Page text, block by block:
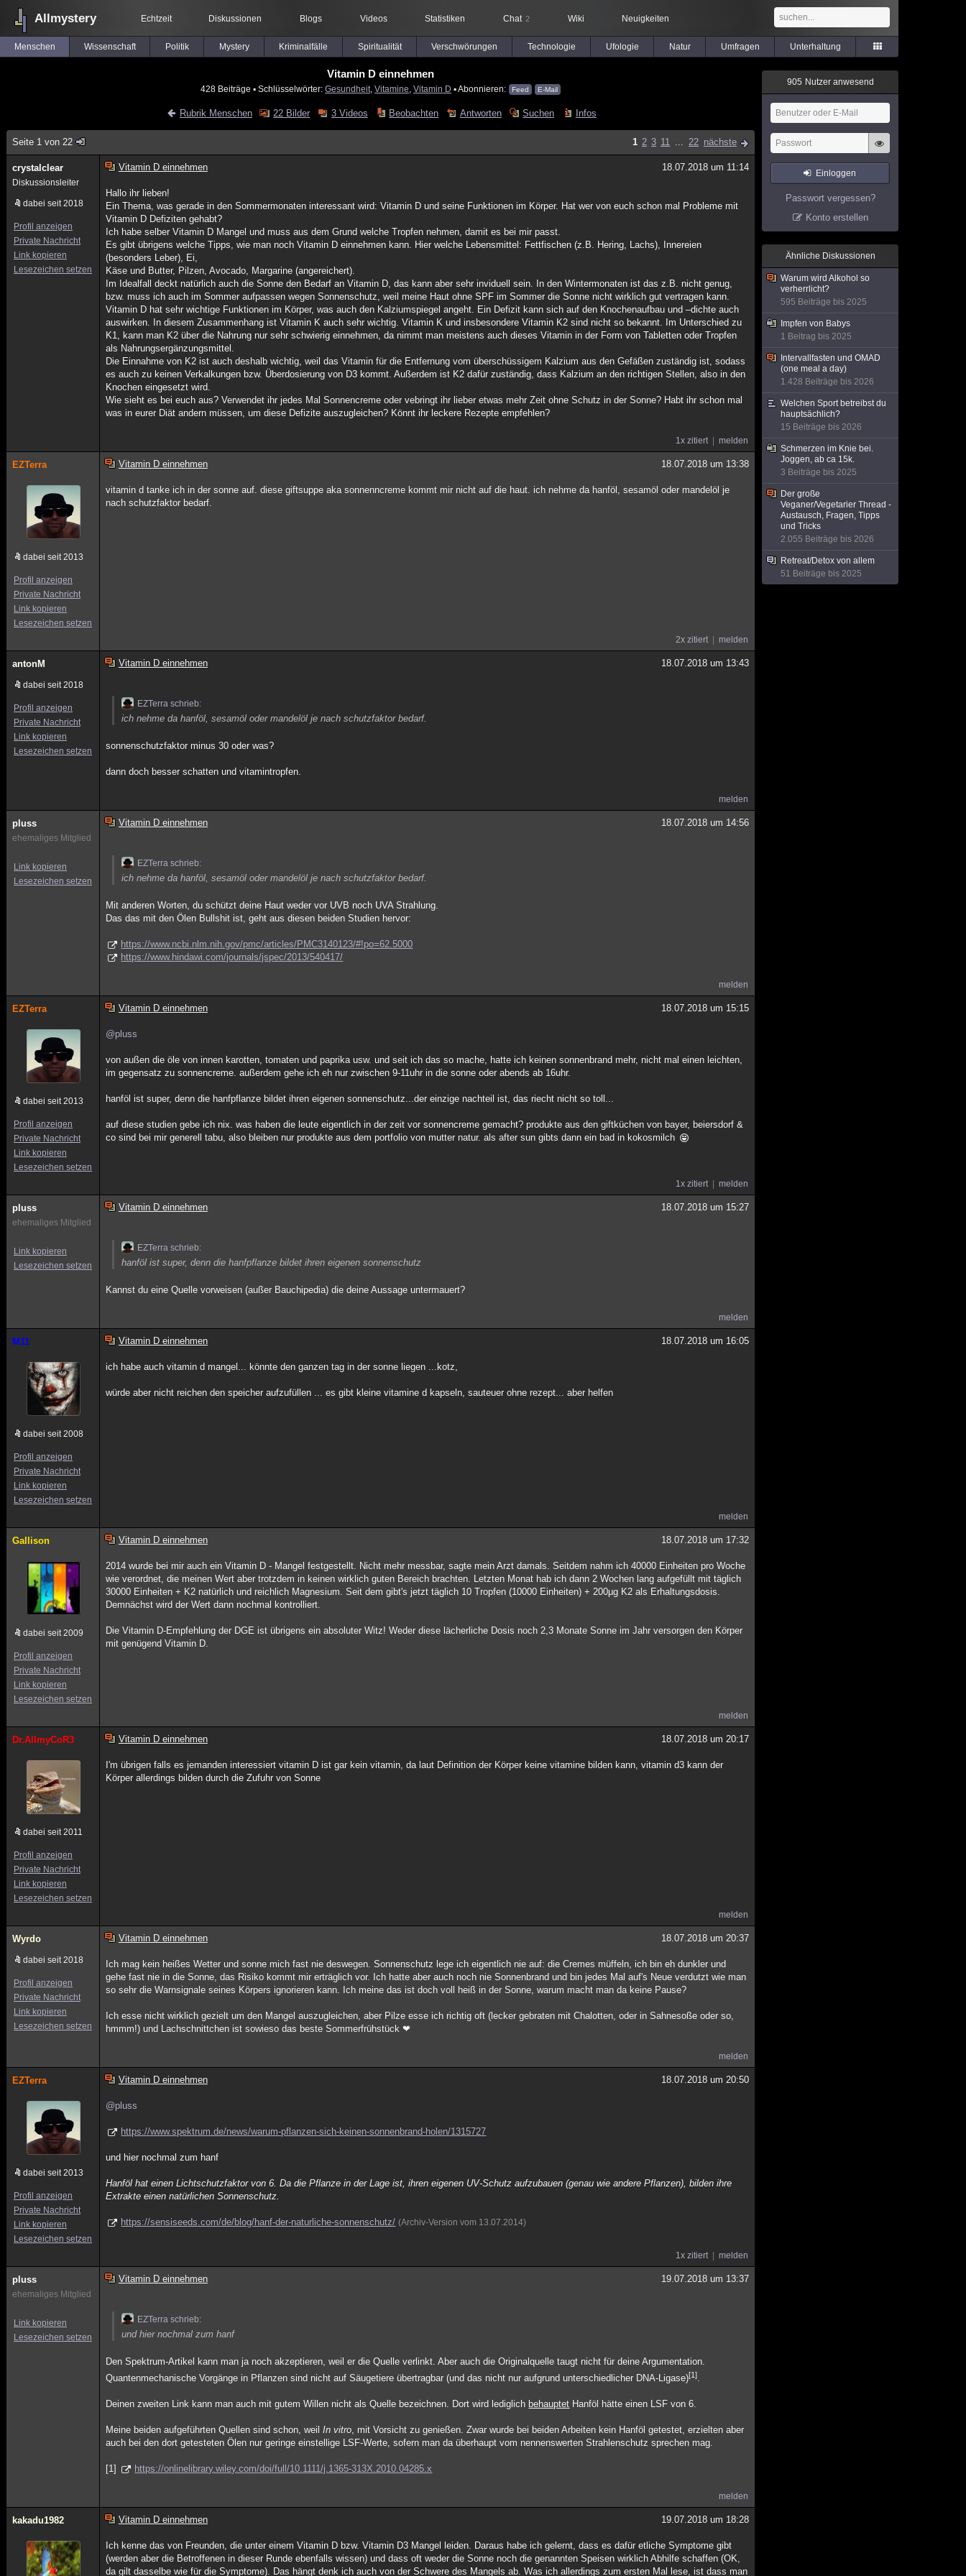
Allmystery Echtzeit Diskussionen Blogs Videos Statistiken Chat 2 Wiki Neuigkeiten
Menschen Wissenschaft Politik Mystery Kriminalfälle Spiritualität Verschwörungen Technologie Ufologie Natur Umfragen Unterhaltung
Vitamin D einnehmen
428 Beiträge ▪ Schlüsselwörter: Gesundheit Vitamine Vitamin D ▪ Abonnieren: Feed E-Mail
Rubrik Menschen 22 Bilder 3 Videos Beobachten Antworten Suchen Infos
Seite 1 von 22 1 2 3 11 ... 22 nächste
crystalclear
Diskussionsleiter
dabei seit 2018
Profil anzeigen
Private Nachricht
Link kopieren
Lesezeichen setzen
Vitamin D einnehmen 18.07.2018 um 11:14
Hallo ihr lieben!
Ein Thema, was gerade in den Sommermonaten interessant wird: Vitamin D und seine Funktionen im Körper. Hat wer von euch schon mal Probleme mit
Vitamin D Defiziten gehabt?
Ich habe selber Vitamin D Mangel und muss aus dem Grund welche Tropfen nehmen, damit es bei mir passt.
Es gibt übrigens welche Tipps, wie man noch Vitamin D einnehmen kann. Hier welche Lebensmittel: Fettfischen (z.B. Hering, Lachs), Innereien
(besonders Leber), Ei,
Käse und Butter, Pilzen, Avocado, Margarine (angereichert).
Im Idealfall deckt natürlich auch die Sonne den Bedarf an Vitamin D, das kann aber sehr inviduell sein. In den Wintermonaten ist das z.B. nicht genug,
bzw. muss ich auch im Sommer aufpassen wegen Sonnenschutz, weil meine Haut ohne SPF im Sommer die Sonne nicht wirklich gut vertragen kann.
Vitamin D hat sehr wichtige Funktionen im Körper, was auch den Kalziumspiegel angeht. Ein Defizit kann sich auf den Knochenaufbau und –dichte auch
auswirken. In diesem Zusammenhang ist Vitamin K auch sehr wichtig. Vitamin K und insbesondere Vitamin K2 sind nicht so bekannt. Im Unterschied zu
K1, kann man K2 über die Nahrung nur sehr schwierig einnehmen, da nimmt man meistens auch dieses Vitamin in der Form von Tabletten oder Tropfen
als Nahrungsergänzungsmittel.
Die Einnahme von K2 ist auch deshalb wichtig, weil das Vitamin für die Entfernung vom überschüssigem Kalzium aus den Gefäßen zuständig ist, sodass
es auch zu keinen Verkalkungen bzw. Überdosierung von D3 kommt. Außerdem ist K2 dafür zuständig, dass Kalzium an den richtigen Stellen, also in den
Knochen eingesetzt wird.
Wie sieht es bei euch aus? Verwendet ihr jedes Mal Sonnencreme oder vebringt ihr lieber etwas mehr Zeit ohne Schutz in der Sonne? Habt ihr schon mal
was in eurer Diät andern müssen, um diese Defizite auszugleichen? Könnt ihr leckere Rezepte empfehlen?
1x zitiert melden
EZTerra
dabei seit 2013
Profil anzeigen
Private Nachricht
Link kopieren
Lesezeichen setzen
Vitamin D einnehmen 18.07.2018 um 13:38
vitamin d tanke ich in der sonne auf. diese giftsuppe aka sonnenncreme kommt mir nicht auf die haut. ich nehme da hanföl, sesamöl oder mandelöl je
nach schutzfaktor bedarf.
2x zitiert melden
antonM
dabei seit 2018
Profil anzeigen
Private Nachricht
Link kopieren
Lesezeichen setzen
Vitamin D einnehmen 18.07.2018 um 13:43
EZTerra schrieb:
ich nehme da hanföl, sesamöl oder mandelöl je nach schutzfaktor bedarf.
sonnenschutzfaktor minus 30 oder was?
dann doch besser schatten und vitamintropfen.
melden
pluss
ehemaliges Mitglied
Link kopieren
Lesezeichen setzen
Vitamin D einnehmen 18.07.2018 um 14:56
EZTerra schrieb:
ich nehme da hanföl, sesamöl oder mandelöl je nach schutzfaktor bedarf.
Mit anderen Worten, du schützt deine Haut weder vor UVB noch UVA Strahlung.
Das das mit den Ölen Bullshit ist, geht aus diesen beiden Studien hervor:
https://www.ncbi.nlm.nih.gov/pmc/articles/PMC3140123/#!po=62.5000
https://www.hindawi.com/journals/jspec/2013/540417/
melden
EZTerra
dabei seit 2013
Profil anzeigen
Private Nachricht
Link kopieren
Lesezeichen setzen
Vitamin D einnehmen 18.07.2018 um 15:15
@pluss
von außen die öle von innen karotten, tomaten und paprika usw. und seit ich das so mache, hatte ich keinen sonnenbrand mehr, nicht mal einen leichten,
im gegensatz zu sonnencreme. außerdem gehe ich eh nur zwischen 9-11uhr in die sonne oder abends ab 16uhr.
hanföl ist super, denn die hanfpflanze bildet ihren eigenen sonnenschutz...der einzige nachteil ist, das riecht nicht so toll...
auf diese studien gebe ich nix. was haben die leute eigentlich in der zeit vor sonnencreme gemacht? produkte aus den giftküchen von bayer, beiersdorf &
co sind bei mir generell tabu, also bleiben nur produkte aus dem portfolio von mutter natur. als after sun gibts dann ein bad in kokosmilch
1x zitiert melden
pluss
ehemaliges Mitglied
Link kopieren
Lesezeichen setzen
Vitamin D einnehmen 18.07.2018 um 15:27
EZTerra schrieb:
hanföl ist super, denn die hanfpflanze bildet ihren eigenen sonnenschutz
Kannst du eine Quelle vorweisen (außer Bauchipedia) die deine Aussage untermauert?
melden
M11
dabei seit 2008
Profil anzeigen
Private Nachricht
Link kopieren
Lesezeichen setzen
Vitamin D einnehmen 18.07.2018 um 16:05
ich habe auch vitamin d mangel... könnte den ganzen tag in der sonne liegen ...kotz,
würde aber nicht reichen den speicher aufzufüllen ... es gibt kleine vitamine d kapseln, sauteuer ohne rezept... aber helfen
melden
Gallison
dabei seit 2009
Profil anzeigen
Private Nachricht
Link kopieren
Lesezeichen setzen
Vitamin D einnehmen 18.07.2018 um 17:32
2014 wurde bei mir auch ein Vitamin D - Mangel festgestellt. Nicht mehr messbar, sagte mein Arzt damals. Seitdem nahm ich 40000 Einheiten pro Woche
wie verordnet, die meinen Wert aber trotzdem in keinen wirklich guten Bereich brachten. Letzten Monat hab ich dann 2 Wochen lang aufgefüllt mit täglich
30000 Einheiten + K2 natürlich und reichlich Magnesium. Seit dem gibt's jetzt täglich 10 Tropfen (10000 Einheiten) + 200µg K2 als Erhaltungsdosis.
Demnächst wird der Wert dann nochmal kontrolliert.
Die Vitamin D-Empfehlung der DGE ist übrigens ein absoluter Witz! Weder diese lächerliche Dosis noch 2,3 Monate Sonne im Jahr versorgen den Körper
mit genügend Vitamin D.
melden
Dr.AllmyCoR3
dabei seit 2011
Profil anzeigen
Private Nachricht
Link kopieren
Lesezeichen setzen
Vitamin D einnehmen 18.07.2018 um 20:17
I'm übrigen falls es jemanden interessiert vitamin D ist gar kein vitamin, da laut Definition der Körper keine vitamine bilden kann, vitamin d3 kann der
Körper allerdings bilden durch die Zufuhr von Sonne
melden
Wyrdo
dabei seit 2018
Profil anzeigen
Private Nachricht
Link kopieren
Lesezeichen setzen
Vitamin D einnehmen 18.07.2018 um 20:37
Ich mag kein heißes Wetter und sonne mich fast nie deswegen. Sonnenschutz lege ich eigentlich nie auf: die Cremes müffeln, ich bin eh dunkler und
gehe fast nie in die Sonne, das Risiko kommt mir erträglich vor. Ich hatte aber auch noch nie Sonnenbrand und bin jedes Mal auf's Neue verdutzt wie man
so sehr die Warnsignale seines Körpers ignorieren kann. Ich meine das ist doch voll heiß in der Sonne, warum macht man da keine Pause?
Ich esse nicht wirklich gezielt um den Mangel auszugleichen, aber Pilze esse ich richtig oft (lecker gebraten mit Chalotten, oder in Sahnesoße oder so,
hmmm!) und Lachschnittchen ist sowieso das beste Sommerfrühstück ❤
melden
EZTerra
dabei seit 2013
Profil anzeigen
Private Nachricht
Link kopieren
Lesezeichen setzen
Vitamin D einnehmen 18.07.2018 um 20:50
@pluss
https://www.spektrum.de/news/warum-pflanzen-sich-keinen-sonnenbrand-holen/1315727
und hier nochmal zum hanf
Hanföl hat einen Lichtschutzfaktor von 6. Da die Pflanze in der Lage ist, ihren eigenen UV-Schutz aufzubauen (genau wie andere Pflanzen), bilden ihre
Extrakte einen natürlichen Sonnenschutz.
https://sensiseeds.com/de/blog/hanf-der-naturliche-sonnenschutz/ (Archiv-Version vom 13.07.2014)
1x zitiert melden
pluss
ehemaliges Mitglied
Link kopieren
Lesezeichen setzen
Vitamin D einnehmen 19.07.2018 um 13:37
EZTerra schrieb:
und hier nochmal zum hanf
Den Spektrum-Artikel kann man ja noch akzeptieren, weil er die Quelle verlinkt. Aber auch die Originalquelle taugt nicht für deine Argumentation.
Quantenmechanische Vorgänge in Pflanzen sind nicht auf Säugetiere übertragbar (und das nicht nur aufgrund unterschiedlicher DNA-Ligase)[1].
Deinen zweiten Link kann man auch mit gutem Willen nicht als Quelle bezeichnen. Dort wird lediglich behauptet Hanföl hätte einen LSF von 6.
Meine beiden aufgeführten Quellen sind schon, weilIn vitro, mit Vorsicht zu genießen. Zwar wurde bei beiden Arbeiten kein Hanföl getestet, erzielten aber
auch bei den dort getesteten Ölen nur geringe einstellige LSF-Werte, sofern man da überhaupt vom nennenswerten Strahlenschutz sprechen mag.
[1] https://onlinelibrary.wiley.com/doi/full/10.1111/j.1365-313X.2010.04285.x
melden
kakadu1982 Vitamin D einnehmen 19.07.2018 um 18:28
Ich kenne das von Freunden, die unter einem Vitamin D bzw. Vitamin D3 Mangel leiden. Daraus habe ich gelernt, dass es dafür etliche Symptome gibt
(werden aber die Betroffenen in dieser Runde ebenfalls wissen) und dass oft weder die Sonne noch die genannten Speisen wirklich Abhilfe schaffen (OK,
da gilt dasselbe wie für die Symptome). Das hängt denk ich auch von der Schwere des Mangels ab. Was ich allerdings zum ersten Mal lese, ist dass man
905 Nutzer anwesend
Einloggen
Passwort vergessen?
Konto erstellen
Ähnliche Diskussionen
Warum wird Alkohol so
verherrlicht?
595 Beiträge bis 2025
Impfen von Babys
1 Beitrag bis 2025
Intervallfasten und OMAD
(one meal a day)
1.428 Beiträge bis 2026
Welchen Sport betreibst du
hauptsächlich?
15 Beiträge bis 2026
Schmerzen im Knie bei.
Joggen, ab ca 15k.
3 Beiträge bis 2025
Der große
Veganer/Vegetarier Thread -
Austausch, Fragen, Tipps
und Tricks
2.055 Beiträge bis 2026
Retreat/Detox von allem
51 Beiträge bis 2025